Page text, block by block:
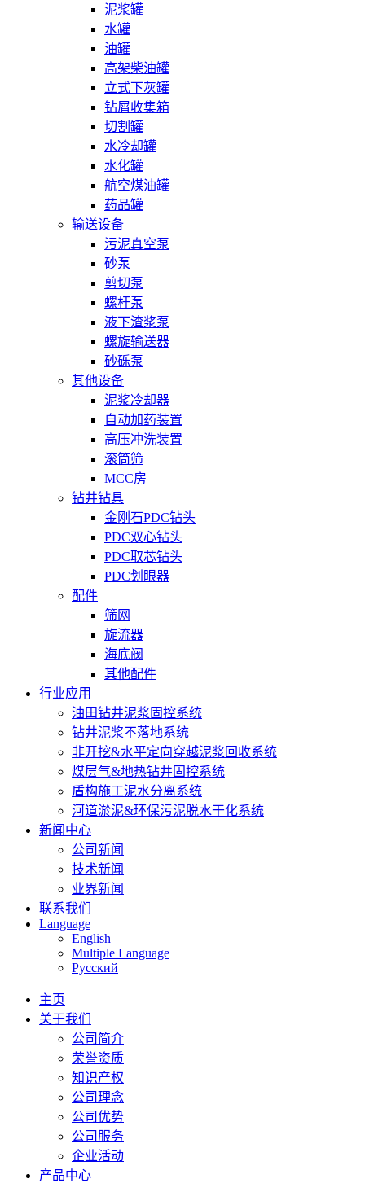
泥浆罐
水罐
油罐
高架柴油罐
立式下灰罐
钻屑收集箱
切割罐
水冷却罐
水化罐
航空煤油罐
药品罐
输送设备
污泥真空泵
砂泵
剪切泵
螺杆泵
液下渣浆泵
螺旋输送器
砂砾泵
其他设备
泥浆冷却器
自动加药装置
高压冲洗装置
滚筒筛
MCC房
钻井钻具
金刚石PDC钻头
PDC双心钻头
PDC取芯钻头
PDC划眼器
配件
筛网
旋流器
海底阀
其他配件
行业应用
油田钻井泥浆固控系统
钻井泥浆不落地系统
非开挖&水平定向穿越泥浆回收系统
煤层气&地热钻井固控系统
盾构施工泥水分离系统
河道淤泥&环保污泥脱水干化系统
新闻中心
公司新闻
技术新闻
业界新闻
联系我们
Language
English
Multiple Language
Русский
主页
关于我们
公司简介
荣誉资质
知识产权
公司理念
公司优势
公司服务
企业活动
产品中心